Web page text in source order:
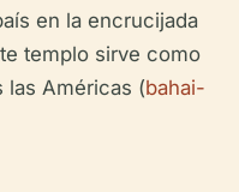
en la encrucijada
templo sirve como
las Américas (bahai-